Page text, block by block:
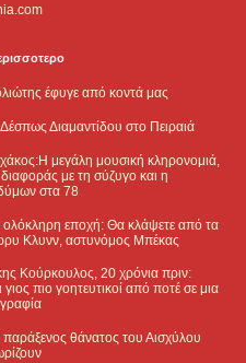
έφυγε από κοντά μας
Δέσπως Διαμαντίδου στο Πειραιά
μεγάλη μουσική κληρονομιά,
με τη σύζυγο και η
στα 78
ολόκληρη εποχή: Θα κλάψετε από τα
Κλυνν, αστυνόμος Μπέκας
Κούρκουλος, 20 χρόνια πριν:
πιο γοητευτικοί από ποτέ σε μια
θάνατος του Αισχύλου